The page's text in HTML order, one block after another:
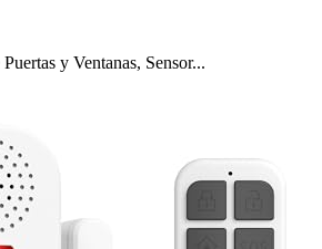
y Ventanas, Sensor...